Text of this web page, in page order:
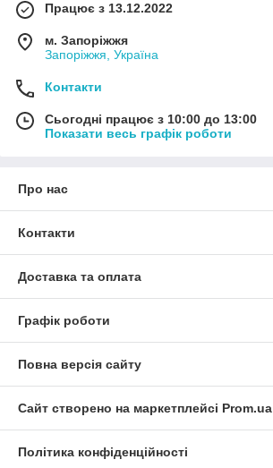
Працює з 13.12.2022
м. Запоріжжя
Запоріжжя, Україна
Контакти
Сьогодні працює з 10:00 до 13:00
Показати весь графік роботи
Про нас
Контакти
Доставка та оплата
Графік роботи
Повна версія сайту
Сайт створено на маркетплейсі Prom.ua
Політика конфіденційності